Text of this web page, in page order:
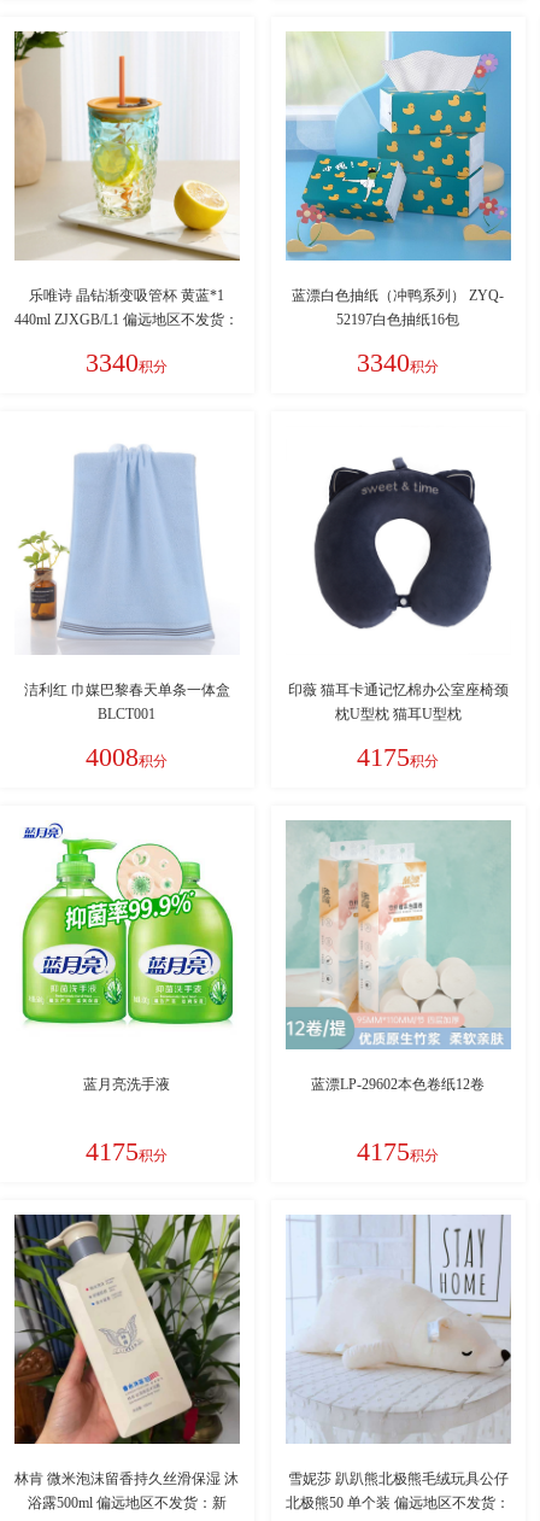
乐唯诗 晶钻渐变吸管杯 黄蓝*1
440ml ZJXGB/L1 偏远地区不发货：
内蒙、海南
3340积分
蓝漂白色抽纸（冲鸭系列） ZYQ-
52197白色抽纸16包
3340积分
洁利红 巾媒巴黎春天单条一体盒
BLCT001
4008积分
印薇 猫耳卡通记忆棉办公室座椅颈
枕U型枕 猫耳U型枕
4175积分
蓝月亮洗手液
4175积分
蓝漂LP-29602本色卷纸12卷
4175积分
林肯 微米泡沫留香持久丝滑保湿 沐
浴露500ml 偏远地区不发货：新
雪妮莎 趴趴熊北极熊毛绒玩具公仔
北极熊50 单个装 偏远地区不发货：